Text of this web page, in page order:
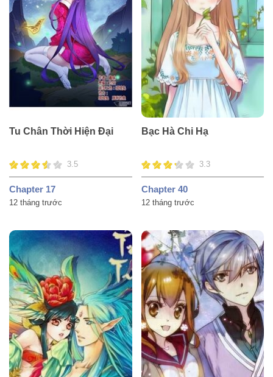
Tu Chân Thời Hiện Đại
3.5
Chapter 17
12 tháng trước
Bạc Hà Chi Hạ
3.3
Chapter 40
12 tháng trước